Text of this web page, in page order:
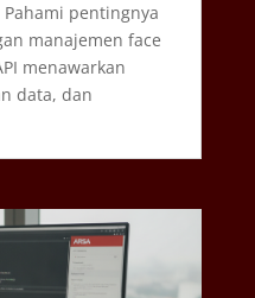
pentingnya
manajemen face
menawarkan
data, dan